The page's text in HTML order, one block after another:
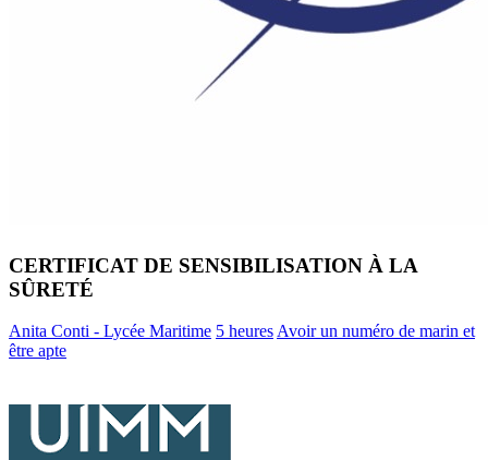
CERTIFICAT DE SENSIBILISATION À LA
SÛRETÉ
Anita Conti - Lycée Maritime 5 heures Avoir un numéro de marin et
être apte